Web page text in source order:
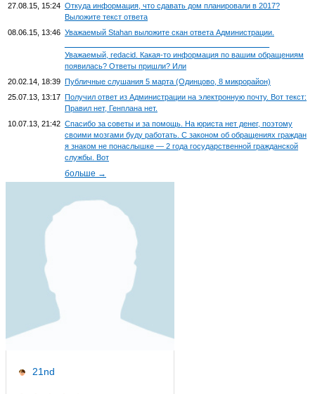
27.08.15, 15:24 Откуда информация, что сдавать дом планировали в 2017?
Выложите текст ответа
08.06.15, 13:46 Уважаемый Stahan выложите скан ответа Администрации.
Уважаемый, redacid. Какая-то информация по вашим обращениям
появилась? Ответы пришли? Или
20.02.14, 18:39 Публичные слушания 5 марта (Одинцово, 8 микрорайон)
25.07.13, 13:17 Получил ответ из Администрации на электронную почту. Вот текст:
Правил нет, Генплана нет.
10.07.13, 21:42 Спасибо за советы и за помощь. На юриста нет денег, поэтому
своими мозгами буду работать. С законом об обращениях граждан
я знаком не понаслышке — 2 года государственной гражданской
службы. Вот
больше →
21nd